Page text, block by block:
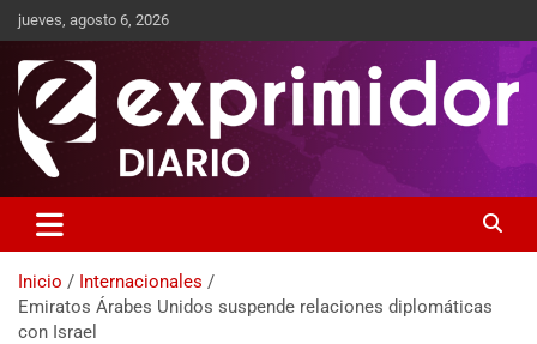
jueves, agosto 6, 2026
Exprimidor media
Inicio
Internacionales
Emiratos Árabes Unidos suspende relaciones diplomáticas
con Israel